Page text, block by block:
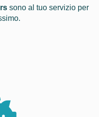
sono al tuo servizio per